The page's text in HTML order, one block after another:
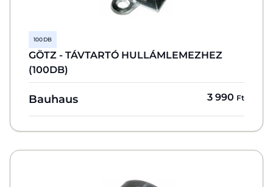
100 DB
GÖTZ - TÁVTARTÓ HULLÁMLEMEZHEZ
(100DB)
Bauhaus 3 990 Ft